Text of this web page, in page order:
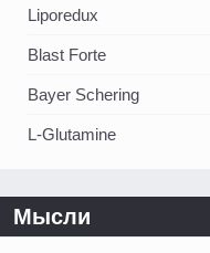
Liporedux
Blast Forte
Bayer Schering
L-Glutamine
Мысли